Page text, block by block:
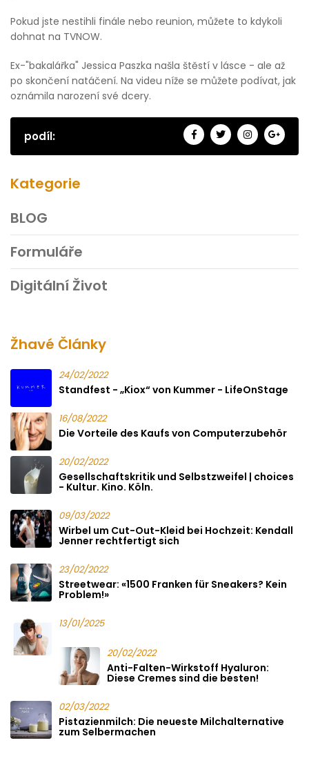
Pokud jste nestihli finále nebo reunion, můžete to kdykoli
dohnat na TVNOW.
Ex-"bakalářka" Jessica Paszka našla štěstí v lásce - ale až
po skončení natáčení. Na videu níže se můžete podívat, jak
oznámila narození své dcery.
podíl:
Kategorie
BLOG
Formuláře
Digitální Život
Žhavé Články
24/02/2022
Standfest - „Kiox“ von Kummer - LifeOnStage
16/08/2022
Die Vorteile des Kaufs von Computerzubehör
20/02/2022
Gesellschaftskritik und Selbstzweifel | choices
- Kultur. Kino. Köln.
09/03/2022
Wirbel um Cut-Out-Kleid bei Hochzeit: Kendall
Jenner rechtfertigt sich
23/02/2022
Streetwear: «1500 Franken für Sneakers? Kein
Problem!»
13/01/2025
20/02/2022
Anti-Falten-Wirkstoff Hyaluron:
Diese Cremes sind die besten!
02/03/2022
Pistazienmilch: Die neueste Milchalternative
zum Selbermachen